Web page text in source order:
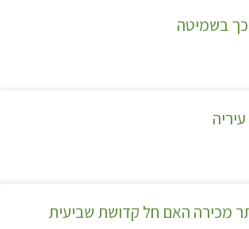
בשמיטה
מכירה האם חל קדושת שביעית